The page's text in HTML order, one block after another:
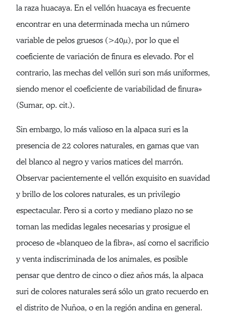
la raza huacaya. En el vellón huacaya es frecuente
encontrar en una determinada mecha un número
variable de pelos gruesos (>40µ), por lo que el
coeficiente de variación de finura es elevado. Por el
contrario, las mechas del vellón suri son más uniformes,
siendo menor el coeficiente de variabilidad de finura»
(Sumar, op. cit.).
Sin embargo, lo más valioso en la alpaca suri es la
presencia de 22 colores naturales, en gamas que van
del blanco al negro y varios matices del marrón.
Observar pacientemente el vellón exquisito en suavidad
y brillo de los colores naturales, es un privilegio
espectacular. Pero si a corto y mediano plazo no se
toman las medidas legales necesarias y prosigue el
proceso de «blanqueo de la fibra», así como el sacrificio
y venta indiscriminada de los animales, es posible
pensar que dentro de cinco o diez años más, la alpaca
suri de colores naturales será sólo un grato recuerdo en
el distrito de Nuñoa, o en la región andina en general.